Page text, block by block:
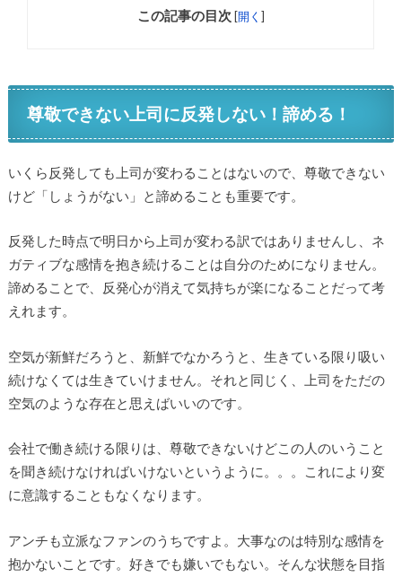
この記事の目次 [開く ]
尊敬できない上司に反発しない！諦める！
いくら反発しても上司が変わることはないので、尊敬できない
けど「しょうがない」と諦めることも重要です。
反発した時点で明日から上司が変わる訳ではありませんし、ネ
ガティブな感情を抱き続けることは自分のためになりません。
諦めることで、反発心が消えて気持ちが楽になることだって考
えれます。
空気が新鮮だろうと、新鮮でなかろうと、生きている限り吸い
続けなくては生きていけません。それと同じく、上司をただの
空気のような存在と思えばいいのです。
会社で働き続ける限りは、尊敬できないけどこの人のいうこと
を聞き続けなければいけないというように。。。これにより変
に意識することもなくなります。
アンチも立派なファンのうちですよ。大事なのは特別な感情を
抱かないことです。好きでも嫌いでもない。そんな状態を目指